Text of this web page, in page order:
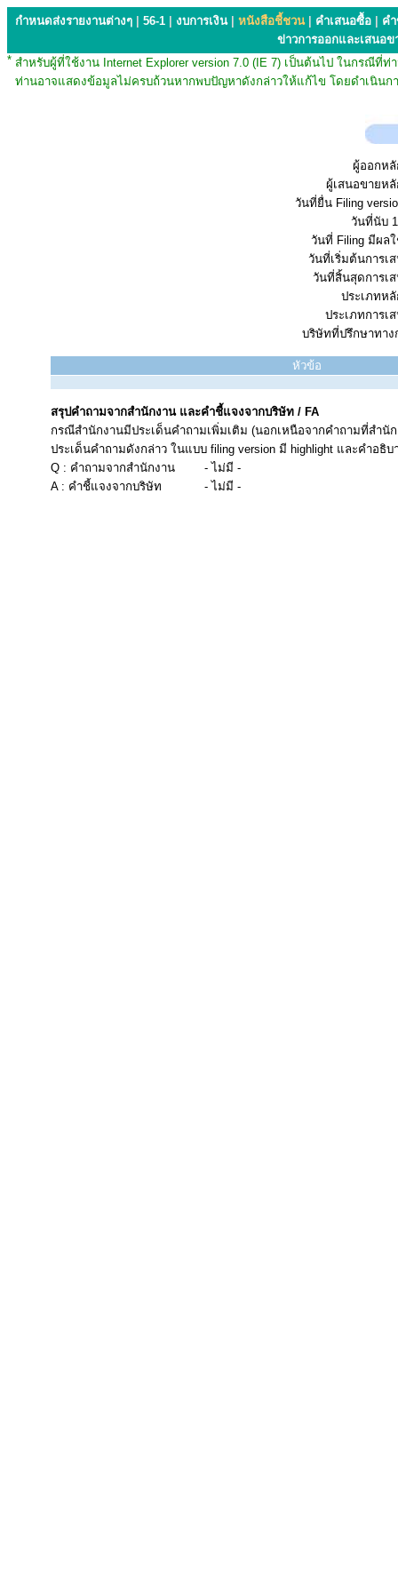
กำหนดส่งรายงานต่างๆ 56-1 งบการเงิน หนังสือชี้ชวน คำเสนอซื้อ
ค
ข่าวการออกและเสนอข
* สำหรับผู้ที่ใช้งาน Internet Explorer version 7.0 (IE 7) เป็นต้นไป ในกรณี
ท่านอาจแสดงข้อมูลไม่ครบถ้วนหากพบปัญหาดังกล่าวให้แก้ไข โดยดำเนินก
ผู้ออกห
ผู้เสนอขายห
วันที่ยื่น Filing
วันที่นับ
วันที่ Filing มีผล
วันที่เริ่มต้นการเ
วันที่สิ้นสุดการเ
ประเภทห
ประเภทการเ
บริษัทที่ปรึกษาทาง
หัวข้อ
สรุปคำถามจากสำนักงาน และคำชี้แจงจากบริษัท / FA
กรณีสำนักงานมีประเด็นคำถามเพิ่มเติม (นอกเหนือจากคำถามที่สำ
ประเด็นคำถามดังกล่าว ในแบบ filing version มี highlight และคำอธิ
Q : คำถามจากสำนักงาน
- ไม่มี -
A : คำชี้แจงจากบริษัท
- ไม่มี -